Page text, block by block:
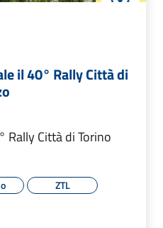
il 40° Rally Città di
Rally Città di Torino
ZTL